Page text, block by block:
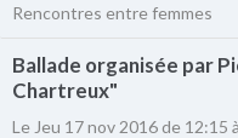
Rencontres entre femmes
Ballade organisée par
Chartreux"
Le Jeu 17 nov 2016de 12:15